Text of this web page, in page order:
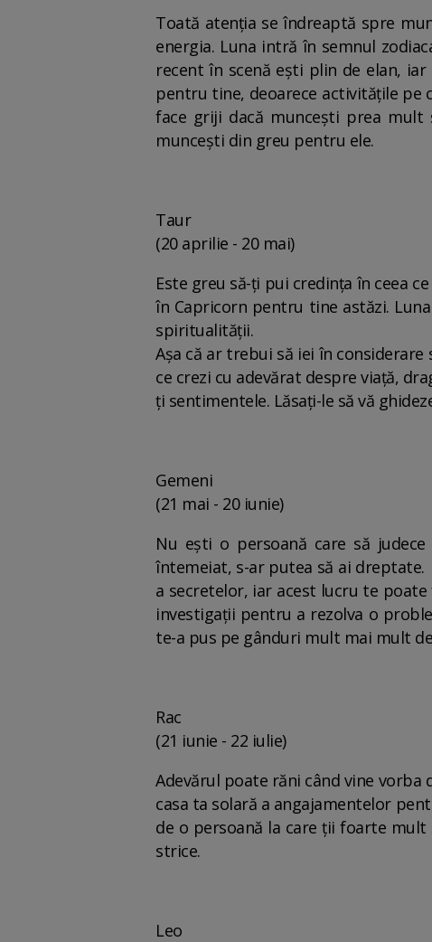
Toată atenția se îndreaptă spre
energia. Luna intră în semnul
recent în scenă ești plin de elan,
pentru tine, deoarece activitățile pe
face griji dacă muncești prea
muncești din greu pentru ele.
Taur
(20 aprilie - 20 mai)
Este greu să-ți pui credința în ceea
în Capricorn pentru tine astăzi.
spiritualității.
Așa că ar trebui să iei în
ce crezi cu adevărat despre viață,
ți sentimentele. Lăsați-le să vă
Gemeni
(21 mai - 20 iunie)
Nu ești o persoană care să
întemeiat, s-ar putea să ai dreptate.
a secretelor, iar acest lucru te
investigații pentru a rezolva o
te-a pus pe gânduri mult mai mult
Rac
(21 iunie - 22 iulie)
Adevărul poate răni când vine vorba
casa ta solară a angajamentelor
de o persoană la care ții foarte
strice.
Leo